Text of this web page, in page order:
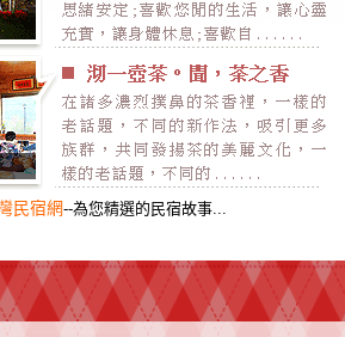
民宿網--為您精選的民宿故事...